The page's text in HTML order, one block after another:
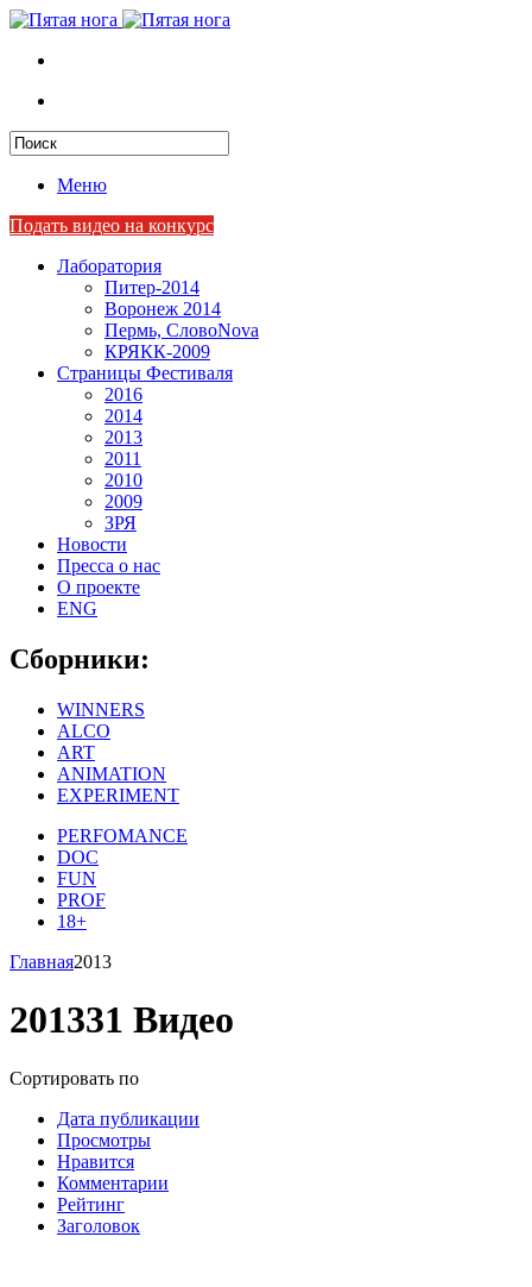
Меню
Подать видео на конкурс
Лаборатория
Питер-2014
Воронеж 2014
Пермь, СловоNova
КРЯКК-2009
Страницы Фестиваля
2016
2014
2013
2011
2010
2009
ЗРЯ
Новости
Пресса о нас
О проекте
ENG
Сборники:
WINNERS
ALCO
ART
ANIMATION
EXPERIMENT
PERFOMANCE
DOC
FUN
PROF
18+
Главная2013
201331 Видео
Сортировать по
Дата публикации
Просмотры
Нравится
Комментарии
Рейтинг
Заголовок